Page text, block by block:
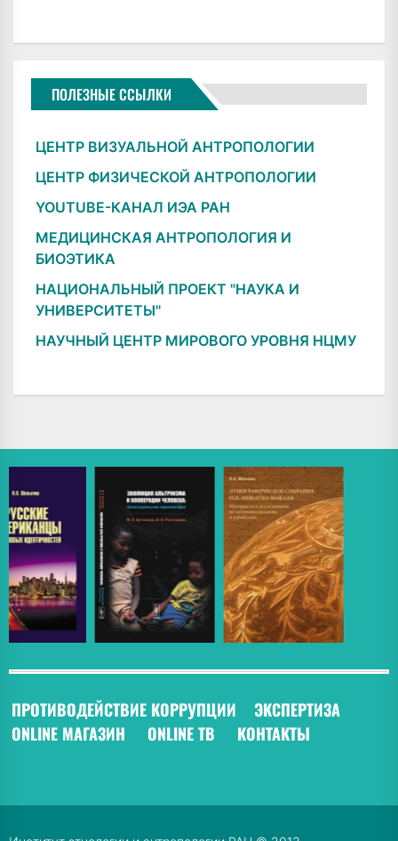
ПОЛЕЗНЫЕ ССЫЛКИ
ЦЕНТР ВИЗУАЛЬНОЙ АНТРОПОЛОГИИ
ЦЕНТР ФИЗИЧЕСКОЙ АНТРОПОЛОГИИ
YOUTUBE-КАНАЛ ИЭА РАН
МЕДИЦИНСКАЯ АНТРОПОЛОГИЯ И
БИОЭТИКА
НАЦИОНАЛЬНЫЙ ПРОЕКТ "НАУКА И
УНИВЕРСИТЕТЫ"
НАУЧНЫЙ ЦЕНТР МИРОВОГО УРОВНЯ НЦМУ
ПРОТИВОДЕЙСТВИЕ КОРРУПЦИИ ЭКСПЕРТИЗА
ONLINE МАГАЗИН
ONLINE ТВ КОНТАКТЫ